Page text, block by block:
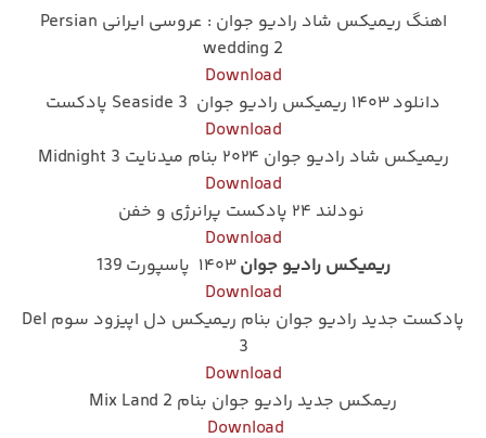
اهنگ ریمیکس شاد رادیو جوان : عروسی ایرانی Persian
wedding 2
Download
دانلود ۱۴۰۳ ریمیکس رادیو جوان Seaside 3 پادکست
Download
ریمیکس شاد رادیو جوان ۲۰۲۴ بنام میدنایت 3 Midnight
Download
نودلند ۲۴ پادکست پرانرژی و خفن
Download
ریمیکس رادیو جوان۱۴۰۳ پاسپورت 139
Download
پادکست جدید رادیو جوان بنام ریمیکس دل اپیزود سوم Del
3
Download
ریمکس جدید رادیو جوان بنام Mix Land 2
Download